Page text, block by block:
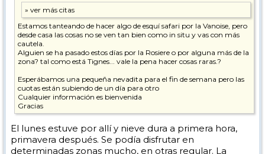
Estamos tanteando de hacer algo de esquí safari por la Vanoise, pero
desde casa las cosas no se ven tan bien como in situ y vas con más
cautela.
Alguien se ha pasado estos días por la Rosiere o por alguna más de la
zona? tal como está Tignes... vale la pena hacer cosas raras.?
Esperábamos una pequeña nevadita para el fin de semana pero las
cuotas están subiendo de un día para otro
Cualquier información es bienvenida
Gracias
El lunes estuve por allí y nieve dura a primera hora,
primavera después. Se podía disfrutar en
determinadas zonas mucho, en otras regular. La